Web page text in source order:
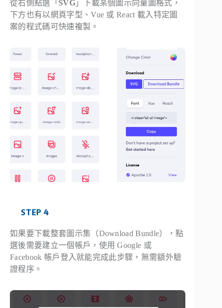
從右側點選「 SVG」下載某個圖示向量圖格式，
下方也有以網頁字型、Vue 或 React 載入特定圖
案的程式碼可快速複製。
STEP 4
如果要下載整套圖示集（Download Bundle），點
選後需要建立一個帳戶，使用 Google 或
Facebook 帳戶登入就能完成此步驟，無需額外驗
證程序。